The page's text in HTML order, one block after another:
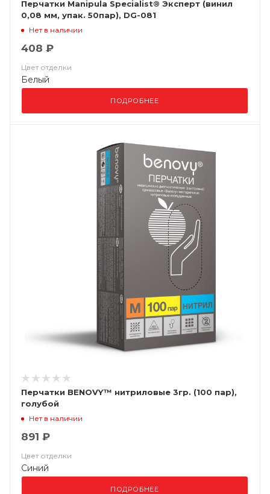
Перчатки Manipula Specialist® Эксперт (винил
0,08 мм, упак. 50пар), DG-081
Нет в наличии
408 ₽
Цвет отделки
Белый
ПОДРОБНЕЕ
Перчатки BENOVY™ нитриловые 3гр. (100 пар),
голубой
Нет в наличии
891 ₽
Цвет отделки
Синий
ПОДРОБНЕЕ